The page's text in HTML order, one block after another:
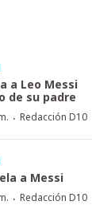
a Leo Messi
de su padre
· Redacción D10
a Messi
· Redacción D10